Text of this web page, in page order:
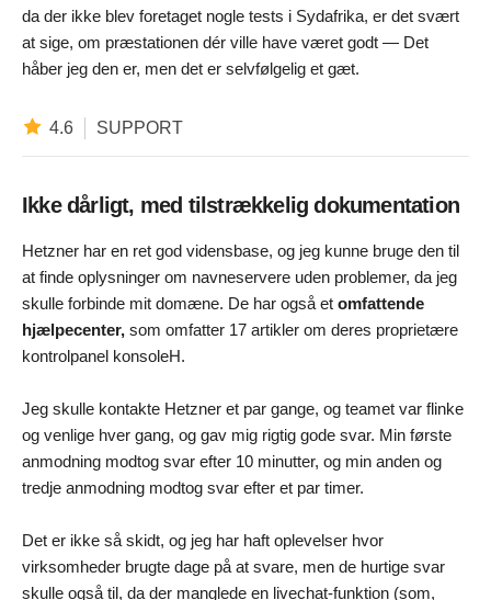
da der ikke blev foretaget nogle tests i Sydafrika, er det svært
at sige, om præstationen dér ville have været godt — Det
håber jeg den er, men det er selvfølgelig et gæt.
4.6 SUPPORT
Ikke dårligt, med tilstrækkelig dokumentation
Hetzner har en ret god vidensbase, og jeg kunne bruge den til
at finde oplysninger om navneservere uden problemer, da jeg
skulle forbinde mit domæne. De har også et omfattende
hjælpecenter, som omfatter 17 artikler om deres proprietære
kontrolpanel konsoleH.
Jeg skulle kontakte Hetzner et par gange, og teamet var flinke
og venlige hver gang, og gav mig rigtig gode svar. Min første
anmodning modtog svar efter 10 minutter, og min anden og
tredje anmodning modtog svar efter et par timer.
Det er ikke så skidt, og jeg har haft oplevelser hvor
virksomheder brugte dage på at svare, men de hurtige svar
skulle også til, da der manglede en livechat-funktion (som,